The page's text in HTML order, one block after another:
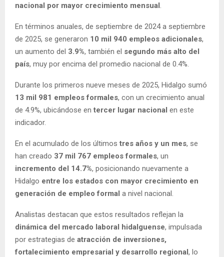
nacional por mayor crecimiento mensual.
En términos anuales, de septiembre de 2024 a septiembre
de 2025, se generaron 10 mil 940 empleos adicionales,
un aumento del 3.9%, también el segundo más alto del
país, muy por encima del promedio nacional de 0.4%.
Durante los primeros nueve meses de 2025, Hidalgo sumó
13 mil 981 empleos formales, con un crecimiento anual
de 4.9%, ubicándose en tercer lugar nacional en este
indicador.
En el acumulado de los últimos tres años y un mes, se
han creado 37 mil 767 empleos formales, un
incremento del 14.7%, posicionando nuevamente a
Hidalgo entre los estados con mayor crecimiento en
generación de empleo formal a nivel nacional.
Analistas destacan que estos resultados reflejan la
dinámica del mercado laboral hidalguense, impulsada
por estrategias de atracción de inversiones,
fortalecimiento empresarial y desarrollo regional, lo